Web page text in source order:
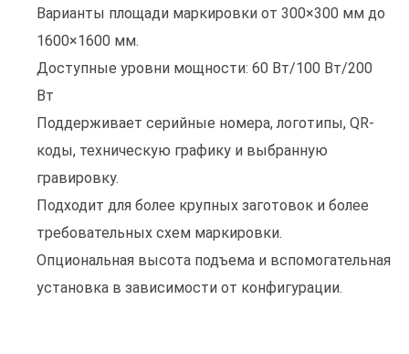
Варианты площади маркировки от 300×300 мм до
1600×1600 мм.
Доступные уровни мощности: 60 Вт/100 Вт/200
Вт
Поддерживает серийные номера, логотипы, QR-
коды, техническую графику и выбранную
гравировку.
Подходит для более крупных заготовок и более
требовательных схем маркировки.
Опциональная высота подъема и вспомогательная
установка в зависимости от конфигурации.